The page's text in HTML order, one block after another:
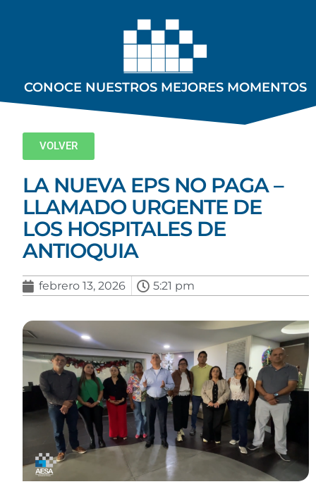
CONOCE NUESTROS MEJORES MOMENTOS
VOLVER
LA NUEVA EPS NO PAGA –
LLAMADO URGENTE DE
LOS HOSPITALES DE
ANTIOQUIA
febrero 13, 2026 5:21 pm